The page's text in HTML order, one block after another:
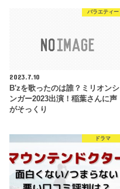
バラエティー
2023.7.10
B'zを歌ったのは誰？ミリオンシ
ンガー2023出演！稲葉さんに声
がそっくり
ドラマ